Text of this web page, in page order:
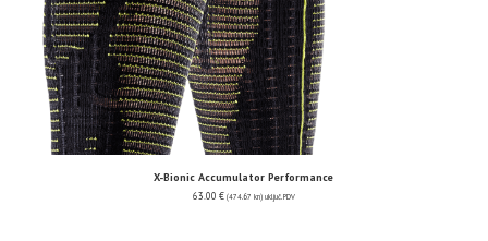
X-Bionic Accumulator Performance
63.00 € (474.67 kn) uključ. PDV